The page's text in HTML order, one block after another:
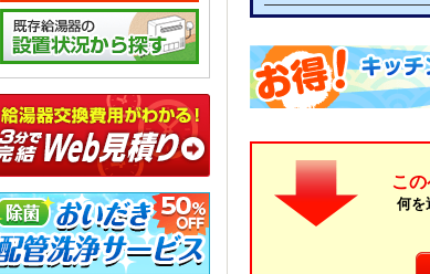
こ
何を